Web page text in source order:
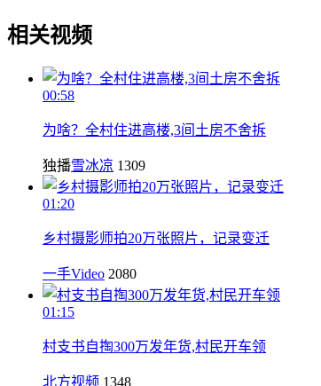
相关视频
00:58
为啥？全村住进高楼,3间土房不舍拆
独播雪冰凉 1309
01:20
乡村摄影师拍20万张照片，记录变迁
一手Video 2080
01:15
村支书自掏300万发年货,村民开车领
北方视频 1348